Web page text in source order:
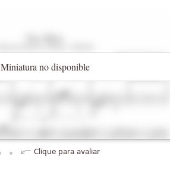
Miniatura no disponible
Clique para avaliar